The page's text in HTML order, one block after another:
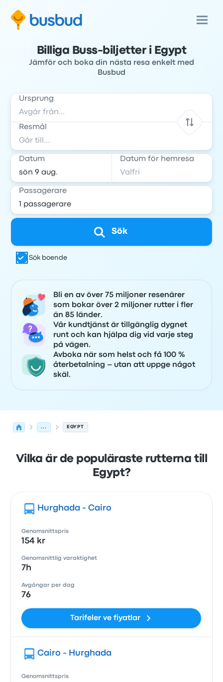
Billiga Buss-biljetter i Egypt
Jämför och boka din nästa resa enkelt med
Busbud
Ursprung
Resmål
Datum Datum för hemresa
Passagerare
Sök
Sök boende
Bli en av över 75 miljoner resenärer
som bokar över 2 miljoner rutter i fler
än 85 länder.
Vår kundtjänst är tillgänglig dygnet
runt och kan hjälpa dig vid varje steg
på vägen.
Avboka när som helst och få 100 %
återbetalning – utan att uppge något
skäl.
... EGYPT
Vilka är de populäraste rutterna till
Egypt?
Hurghada - Cairo
Genomsnittspris
154 kr
Genomsnittlig varaktighet
7h
Avgångar per dag
76
Tarifeler ve fiyatlar
Cairo - Hurghada
Genomsnittspris